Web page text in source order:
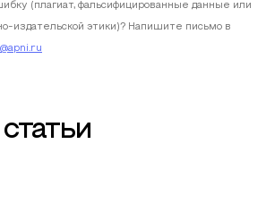
(плагиат, фальсифицированные данные или
издательской этики)? Напишите письмо в